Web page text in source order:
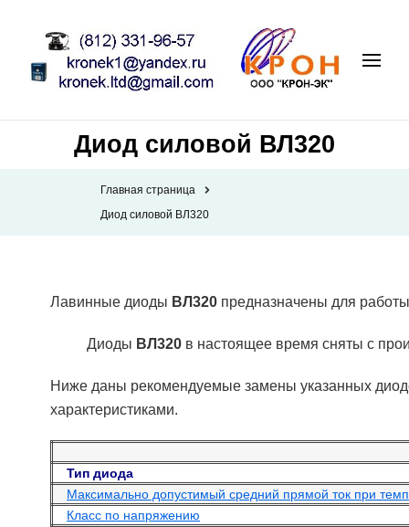
Диод силовой ВЛ320
Главная страница
Диод силовой ВЛ320
Лавинные диоды ВЛ320 предназначены для
Диоды ВЛ320 в настоящее время сняты с
Ниже даны рекомендуемые замены указанных
характеристиками.
Тип диода
Максимально допустимый средний прямой ток при
Класс по напряжению